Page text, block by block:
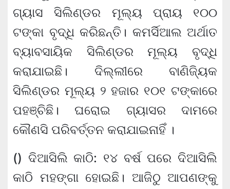
ଗ୍ୟାସ ସିଲିଣ୍ଡର ମୂଲ୍ୟ ପ୍ରାୟ ୧୦୦
ଟଙ୍କା ବୃଦ୍ଧି କରିଛନ୍ତି। କମର୍ସିଆଲ ଅର୍ଥାତ
ବ୍ୟାବସାୟିକ ସିଲିଣ୍ଡର ମୂଲ୍ୟ ବୃଦ୍ଧି
କରାଯାଇଛି। ଦିଲ୍ଲୀରେ ବାଣିଜ୍ୟିକ
ସିଲିଣ୍ଡର ମୂଲ୍ୟ ୨ ହଜାର ୧୦୧ ଟଙ୍କାରେ
ପହଞ୍ଚିଛି। ଘରୋଇ ଗ୍ୟାସର ଦାମରେ
କୌଣସି ପରିବର୍ତ୍ତନ କରାଯାଇନାହିଁ ।
() ଦିଆସିଲି କାଠି: ୧୪ ବର୍ଷ ପରେ ଦିଆସିଲି
କାଠି ମହଙ୍ଗା ହୋଇଛି। ଆଜିଠୁ ଆପଣଙ୍କୁ